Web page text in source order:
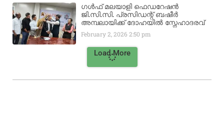
ഗൾഫ് മലയാളി ഫെഡറേഷൻ
ജി.സി.സി. പ്രസിഡന്റ് ബഷീർ
അമ്പലായിക്ക് ദോഹയിൽ സ്നേഹാദരവ്
February 2, 20262:50 pm
Load More